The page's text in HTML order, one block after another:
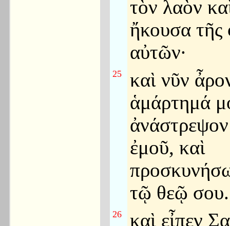
τὸν λαὸν
ἤκουσα τῆς
αὐτῶν·
25
καὶ νῦν
ἁμάρτημά
ἐμοῦ, καὶ
τῷ θεῷ σου.
26
καὶ εἶπεν